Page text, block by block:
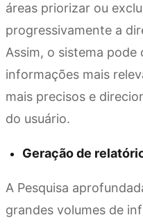
áreas priorizar ou
progressivamente a
Assim, o sistema
informações mais
mais precisos e
do usuário.
Geração de
A Pesquisa
grandes volumes de